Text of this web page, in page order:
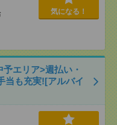
気になる！
予エリア>週払い・
当も充実![アルバイ